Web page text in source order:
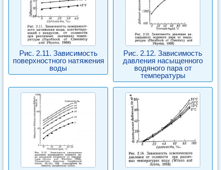
Рис. 2.11. Зависимость
поверхностного натяжения
воды
Рис. 2.12. Зависимость
давления насыщенного
водяного пара от
температуры